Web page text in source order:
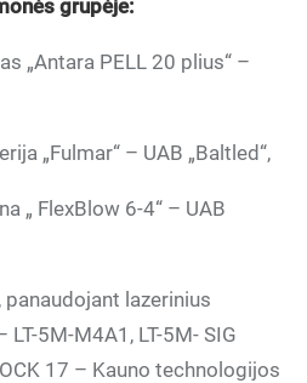
ės grupėje:
„Antara PELL 20 plius“ –
„Fulmar“ – UAB „Baltled“,
„ FlexBlow 6-4“ – UAB
lazerinius
5M-M4A1, LT-5M- SIG
17 – Kauno technologijos